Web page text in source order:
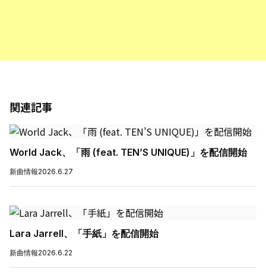
関連記事
World Jack、「雨 (feat. TEN’S UNIQUE)」を配信開始
新曲情報2026.6.27
Lara Jarrell、「手紙」を配信開始
新曲情報2026.6.22